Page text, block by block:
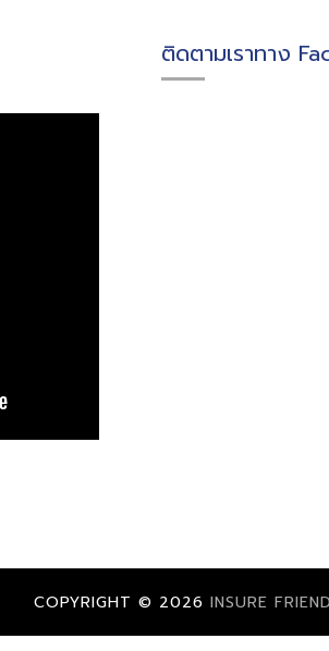
ติดตามเราทาง
COPYRIGHT © 2026 INSURE